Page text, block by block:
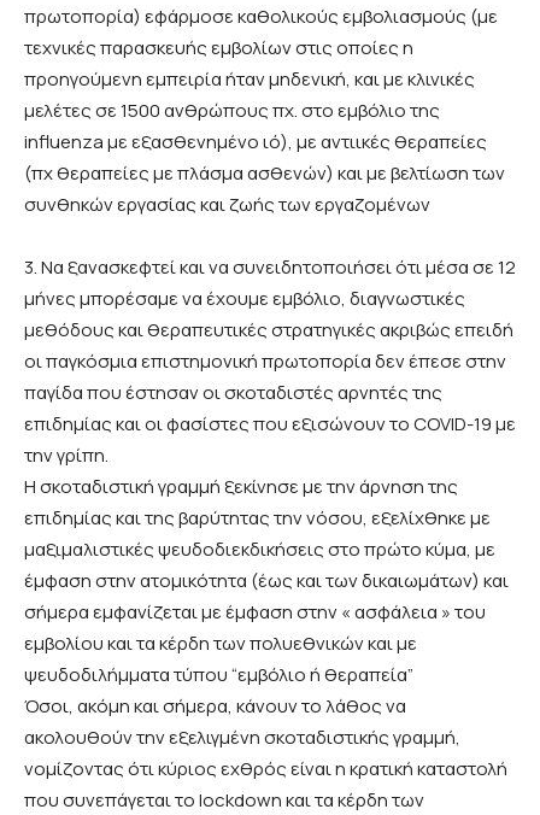
πρωτοπορία) εφάρμοσε καθολικούς εμβολιασμούς (με
τεχνικές παρασκευής εμβολίων στις οποίες η
προηγούμενη εμπειρία ήταν μηδενική, και με κλινικές
μελέτες σε 1500 ανθρώπους πχ. στο εμβόλιο της
influenza με εξασθενημένο ιό), με αντιικές θεραπείες
(πχ θεραπείες με πλάσμα ασθενών) και με βελτίωση των
συνθηκών εργασίας και ζωής των εργαζομένων
3. Να ξανασκεφτεί και να συνειδητοποιήσει ότι μέσα σε 12
μήνες μπορέσαμε να έχουμε εμβόλιο, διαγνωστικές
μεθόδους και θεραπευτικές στρατηγικές ακριβώς επειδή
οι παγκόσμια επιστημονική πρωτοπορία δεν έπεσε στην
παγίδα που έστησαν οι σκοταδιστές αρνητές της
επιδημίας και οι φασίστες που εξισώνουν το COVID-19 με
την γρίπη.
Η σκοταδιστική γραμμή ξεκίνησε με την άρνηση της
επιδημίας και της βαρύτητας την νόσου, εξελίχθηκε με
μαξιμαλιστικές ψευδοδιεκδικήσεις στο πρώτο κύμα, με
έμφαση στην ατομικότητα (έως και των δικαιωμάτων) και
σήμερα εμφανίζεται με έμφαση στην « ασφάλεια » του
εμβολίου και τα κέρδη των πολυεθνικών και με
ψευδοδιλήμματα τύπου “εμβόλιο ή θεραπεία”
Όσοι, ακόμη και σήμερα, κάνουν το λάθος να
ακολουθούν την εξελιγμένη σκοταδιστικής γραμμή,
νομίζοντας ότι κύριος εχθρός είναι η κρατική καταστολή
που συνεπάγεται το lockdown και τα κέρδη των